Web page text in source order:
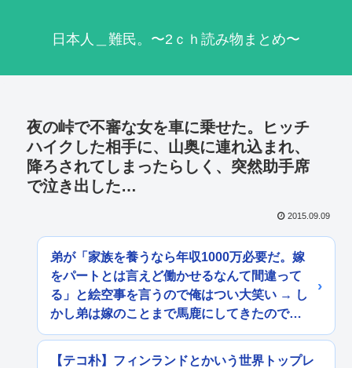
日本人＿難民。〜2ｃｈ読み物まとめ〜
夜の峠で不審な女を車に乗せた。ヒッチ
ハイクした相手に、山奥に連れ込まれ、
降ろされてしまったらしく、突然助手席
で泣き出した…
2015.09.09
弟が「家族を養うなら年収1000万必要だ。嫁
をパートとは言えど働かせるなんて間違って
る」と絵空事を言うので俺はつい大笑い → し
かし弟は嫁のことまで馬鹿にしてきたので…
【テコ朴】フィンランドとかいう世界トップレ